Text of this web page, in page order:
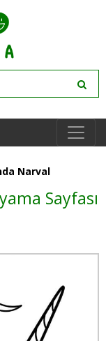
Narval
Sayfası